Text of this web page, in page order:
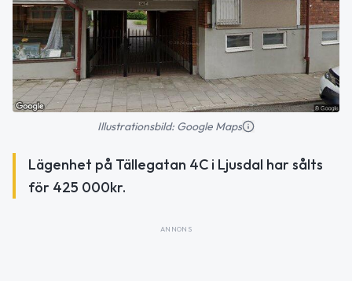
Illustrationsbild: Google Maps
Lägenhet på Tällegatan 4C i Ljusdal har sålts
för 425 000kr.
ANNONS